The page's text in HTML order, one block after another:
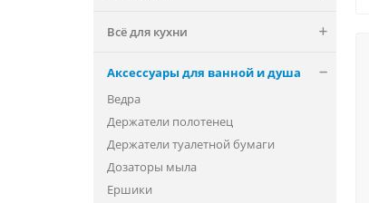
Всё для кухни
Аксессуары для ванной и душа
Ведра
Держатели полотенец
Держатели туалетной бумаги
Дозаторы мыла
Ершики